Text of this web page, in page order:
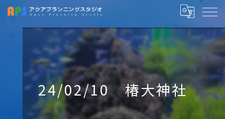
24/02/10 椿大神社